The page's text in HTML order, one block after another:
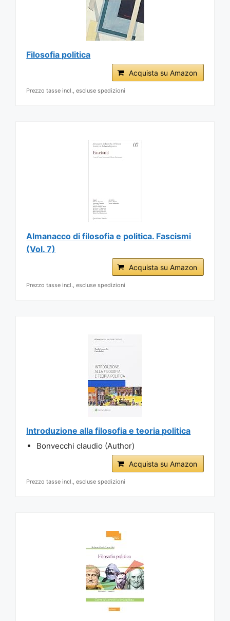
Filosofia politica
Acquista su Amazon
Prezzo tasse incl., escluse spedizioni
Almanacco di filosofia e politica. Fascismi
(Vol. 7)
Acquista su Amazon
Prezzo tasse incl., escluse spedizioni
Introduzione alla filosofia e teoria politica
Bonvecchi claudio (Author)
Acquista su Amazon
Prezzo tasse incl., escluse spedizioni